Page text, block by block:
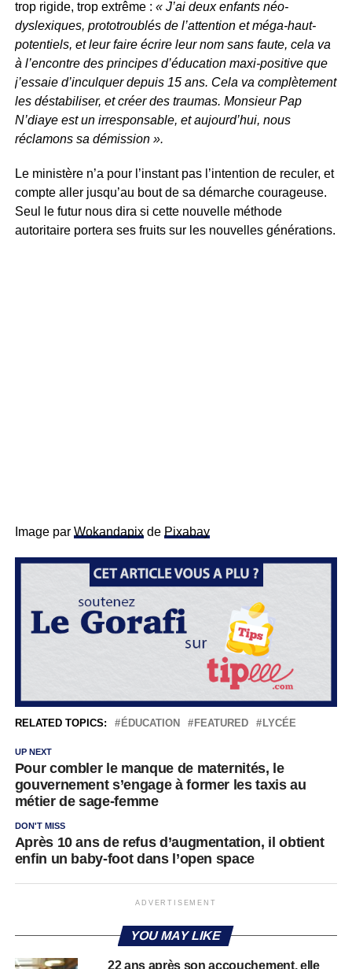
trop rigide, trop extrême : « J’ai deux enfants néo-
dyslexiques, prototroublés de l’attention et méga-haut-
potentiels, et leur faire écrire leur nom sans faute, cela va
à l’encontre des principes d’éducation maxi-positive que
j’essaie d’inculquer depuis 15 ans. Cela va complètement
les déstabiliser, et créer des traumas. Monsieur Pap
N’diaye est un irresponsable, et aujourd’hui, nous
réclamons sa démission ».
Le ministère n’a pour l’instant pas l’intention de reculer, et
compte aller jusqu’au bout de sa démarche courageuse.
Seul le futur nous dira si cette nouvelle méthode
autoritaire portera ses fruits sur les nouvelles générations.
Image par Wokandapixde Pixabay
RELATED TOPICS: ÉDUCATION FEATURED LYCÉE
UP NEXT
Pour combler le manque de maternités, le
gouvernement s’engage à former les taxis au
métier de sage-femme
DON'T MISS
Après 10 ans de refus d’augmentation, il obtient
enfin un baby-foot dans l’open space
ADVERTISEMENT
YOU MAY LIKE
22 ans après son accouchement, elle